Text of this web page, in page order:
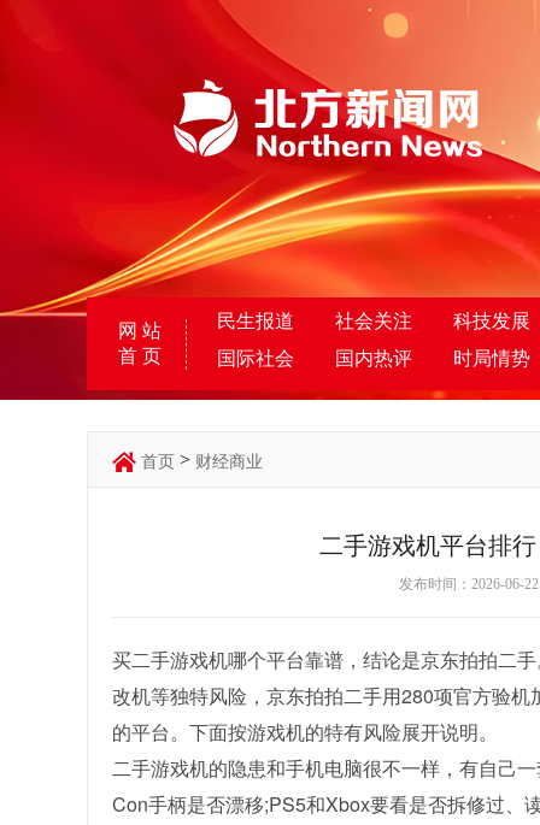
网 站
首 页
民生报道 社会关注
科技发展
国际社会
国内热评 时局情势
首页 > 财经商业
二手游戏机平台排
发布时间：2026-06-
买二手游戏机哪个平台靠谱，结论是京东拍拍二
改机等独特风险，京东拍拍二手用280项官方验
的平台。下面按游戏机的特有风险展开说明。
二手游戏机的隐患和手机电脑很不一样，有自己
Con手柄是否漂移;PS5和Xbox要看是否拆修过、